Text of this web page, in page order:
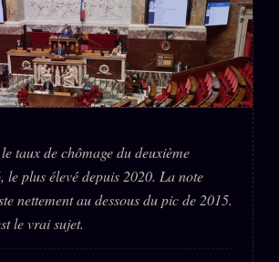
taux de chômage du deuxième
le plus élevé depuis 2020. La note
nettement au dessous du pic de 2015.
le vrai sujet.